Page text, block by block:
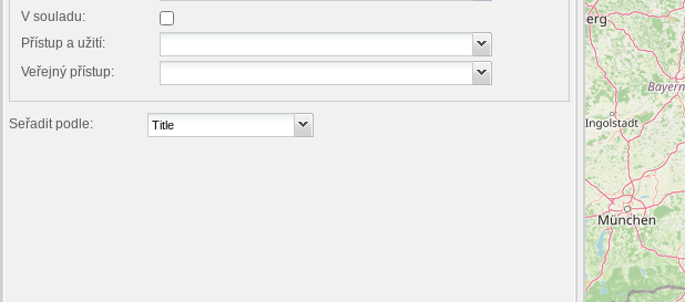
V souladu:
Přístup a užití:
Veřejný přístup:
Seřadit podle: